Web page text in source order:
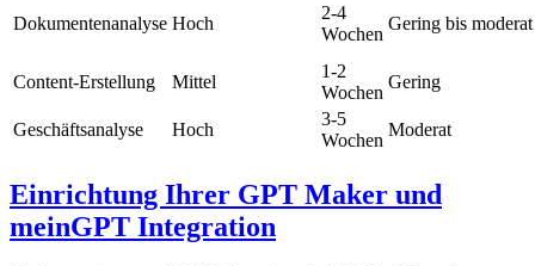
Dokumentenanalyse Hoch
2-4
Wochen
Gering bis moderat
Content-Erstellung Mittel
1-2
Wochen
Gering
Geschäftsanalyse Hoch
3-5
Wochen
Moderat
Einrichtung Ihrer GPT Maker und
meinGPT Integration